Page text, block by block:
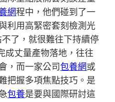
網程中，他們碰到了一
利用高緊密套刻檢測光
了，就很難往下持續停
成丈量產物落地，往往
，而一家公司包養網或
把握多項焦點技巧。是
包養是要與國際研討這